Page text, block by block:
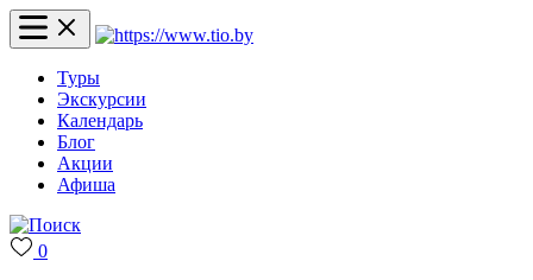
Туры
Экскурсии
Календарь
Блог
Акции
Афиша
0